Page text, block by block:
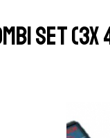
set